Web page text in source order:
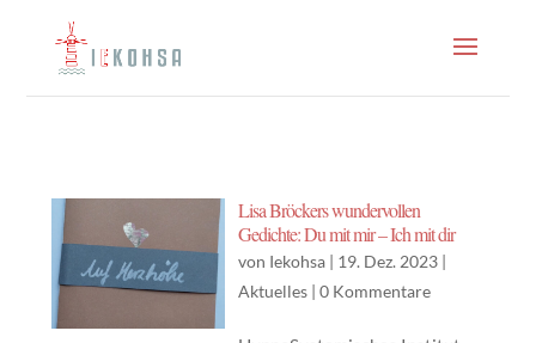
Lisa Bröckers wundervollen
Gedichte: Du mit mir – Ich mit dir
von Iekohsa| 19. Dez. 2023|
Aktuelles| 0 Kommentare